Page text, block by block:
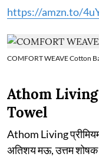
https://amzn.to/
COMFORT WEAVE Cotton
Athom
Towel
Athom Living
अतिशय मऊ, उत्तम शोषक